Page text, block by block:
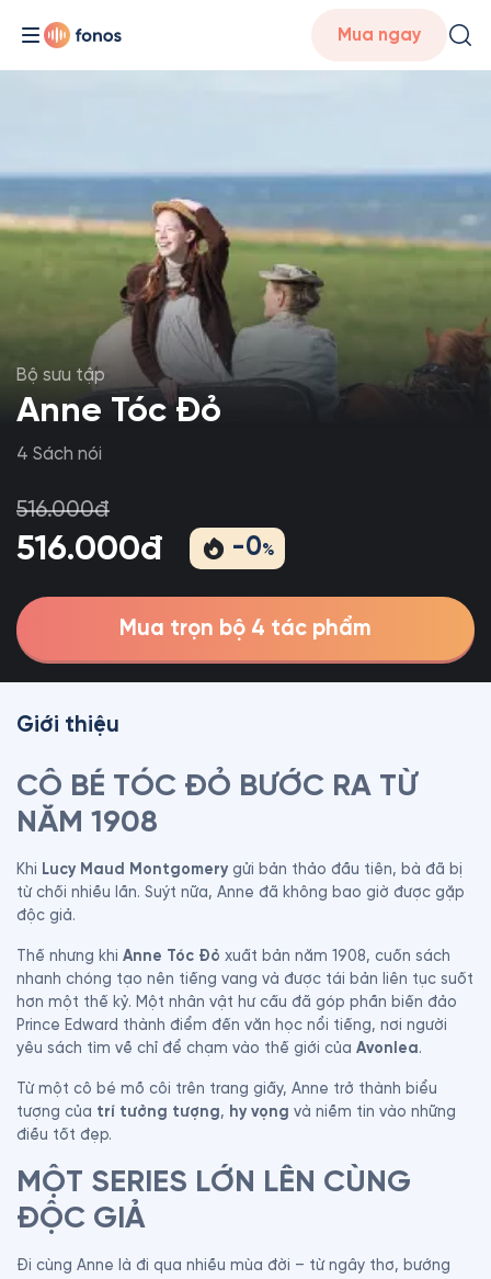
Mua ngay
Bộ sưu tập
Anne Tóc Đỏ
4 Sách nói
516.000đ
516.000đ -0%
Mua trọn bộ 4 tác phẩm
Giới thiệu
CÔ BÉ TÓC ĐỎ BƯỚC RA TỪ
NĂM 1908
Khi Lucy Maud Montgomery gửi bản thảo đầu tiên, bà đã bị
từ chối nhiều lần. Suýt nữa, Anne đã không bao giờ được gặp
độc giả.
Thế nhưng khi Anne Tóc Đỏ xuất bản năm 1908, cuốn sách
nhanh chóng tạo nên tiếng vang và được tái bản liên tục suốt
hơn một thế kỷ. Một nhân vật hư cấu đã góp phần biến đảo
Prince Edward thành điểm đến văn học nổi tiếng, nơi người
yêu sách tìm về chỉ để chạm vào thế giới của Avonlea.
Từ một cô bé mồ côi trên trang giấy, Anne trở thành biểu
tượng của trí tưởng tượng, hy vọng và niềm tin vào những
điều tốt đẹp.
MỘT SERIES LỚN LÊN CÙNG
ĐỘC GIẢ
Đi cùng Anne là đi qua nhiều mùa đời – từ ngây thơ, bướng